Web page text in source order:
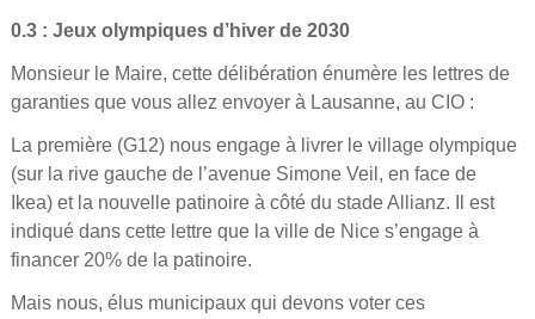
0.3 : Jeux olympiques d’hiver de 2030
Monsieur le Maire, cette délibération énumère les lettres de
garanties que vous allez envoyer à Lausanne, au CIO :
La première (G12) nous engage à livrer le village olympique
(sur la rive gauche de l’avenue Simone Veil, en face de
Ikea) et la nouvelle patinoire à côté du stade Allianz. Il est
indiqué dans cette lettre que la ville de Nice s’engage à
financer 20% de la patinoire.
Mais nous, élus municipaux qui devons voter ces